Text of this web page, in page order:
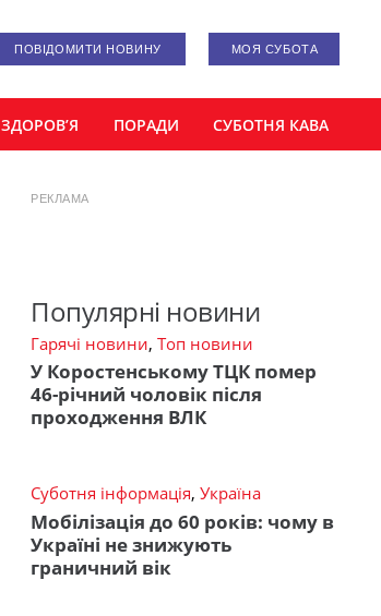
ПОВІДОМИТИ НОВИНУ МОЯ СУБОТА
ЗДОРОВ’Я ПОРАДИ СУБОТНЯ КАВА
РЕКЛАМА
Популярні новини
Гарячі новини, Топ новини
У Коростенському ТЦК помер
46-річний чоловік після
проходження ВЛК
Суботня інформація, Україна
Мобілізація до 60 років: чому в
Україні не знижують
граничний вік